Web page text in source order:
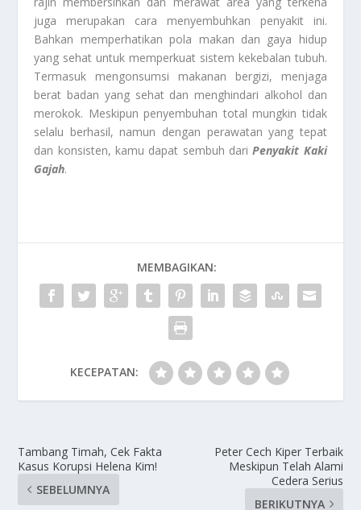
juga merupakan cara menyembuhkan penyakit ini.
Bahkan memperhatikan pola makan dan gaya hidup
yang sehat untuk memperkuat sistem kekebalan tubuh.
Termasuk mengonsumsi makanan bergizi, menjaga
berat badan yang sehat dan menghindari alkohol dan
merokok. Meskipun penyembuhan total mungkin tidak
selalu berhasil, namun dengan perawatan yang tepat
dan konsisten, kamu dapat sembuh dariPenyakit Kaki
Gajah.
MEMBAGIKAN:
KECEPATAN:
Tambang Timah, Cek Fakta
Kasus Korupsi Helena Kim!
SEBELUMNYA
Peter Cech Kiper Terbaik
Meskipun Telah Alami
Cedera Serius
BERIKUTNYA